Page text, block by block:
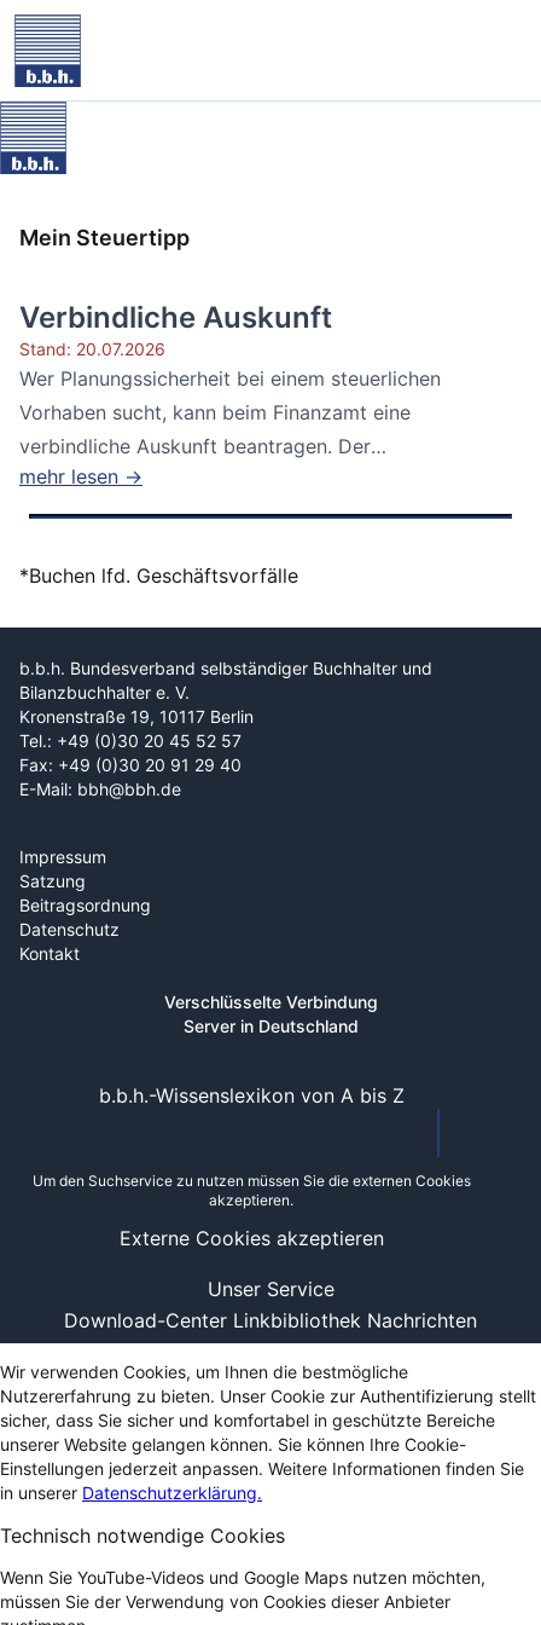
Mein Steuertipp
Verbindliche Auskunft
Stand: 20.07.2026
Wer Planungssicherheit bei einem steuerlichen
Vorhaben sucht, kann beim Finanzamt eine
verbindliche Auskunft beantragen. Der
Bundesfinanzhof...
mehr lesen →
*Buchen lfd. Geschäftsvorfälle
b.b.h. Bundesverband selbständiger Buchhalter und
Bilanzbuchhalter e. V.
Kronenstraße 19, 10117 Berlin
Tel.: +49 (0)30 20 45 52 57
Fax: +49 (0)30 20 91 29 40
E-Mail: bbh@bbh.de
Impressum
Satzung
Beitragsordnung
Datenschutz
Kontakt
Verschlüsselte Verbindung
Server in Deutschland
Unser Service
Download-Center Linkbibliothek Nachrichten
b.b.h.-Wissenslexikon von A bis Z
Um den Suchservice zu nutzen müssen Sie die externen Cookies
akzeptieren.
Externe Cookies akzeptieren
Wir verwenden Cookies, um Ihnen die bestmögliche
Nutzererfahrung zu bieten. Unser Cookie zur Authentifizierung stellt
sicher, dass Sie sicher und komfortabel in geschützte Bereiche
unserer Website gelangen können. Sie können Ihre Cookie-
Einstellungen jederzeit anpassen. Weitere Informationen finden Sie
in unserer Datenschutzerklärung.
Technisch notwendige Cookies
Wenn Sie YouTube-Videos und Google Maps nutzen möchten,
müssen Sie der Verwendung von Cookies dieser Anbieter